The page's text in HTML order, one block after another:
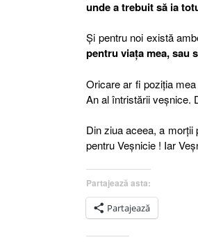
unde a trebuit să ia
Şi pentru noi există
pentru viaţa mea, sau
Oricare ar fi poziţia
An al întristării veşnice.
Din ziua aceea, a morţii
pentru Veşnicie ! Iar
Partajează asta:
Partajează